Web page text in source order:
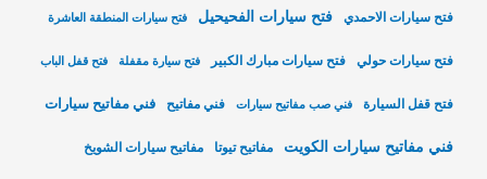
فتح سيارات الاحمدي فتح سيارات الفحيحيل فتح سيارات المنطقة العاشرة
فتح سيارات حولي فتح سيارات مبارك الكبير فتح سيارة مقفلة فتح قفل الباب
فتح قفل السيارة فني صب مفاتيح سيارات فني مفاتيح فني مفاتيح سيارات
فني مفاتيح سيارات الكويت مفاتيح تيوتا مفاتيح سيارات الشويخ